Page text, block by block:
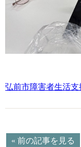
弘前市障害者生活支
« 前の記事を見る